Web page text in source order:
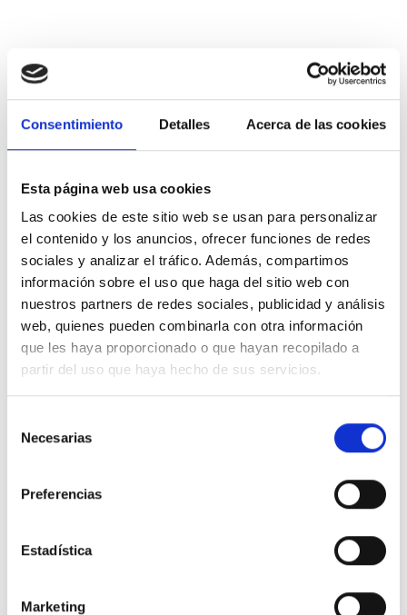
Consentimiento Detalles Acerca de las cookies
Esta página web usa cookies
Las cookies de este sitio web se usan para personalizar
el contenido y los anuncios, ofrecer funciones de redes
sociales y analizar el tráfico. Además, compartimos
información sobre el uso que haga del sitio web con
nuestros partners de redes sociales, publicidad y análisis
web, quienes pueden combinarla con otra información
que les haya proporcionado o que hayan recopilado a
partir del uso que haya hecho de sus servicios.
Necesarias
Preferencias
Estadística
Marketing